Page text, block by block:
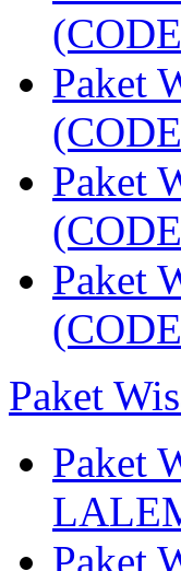
Paket
Paket
Paket
Paket
Paket
Paket